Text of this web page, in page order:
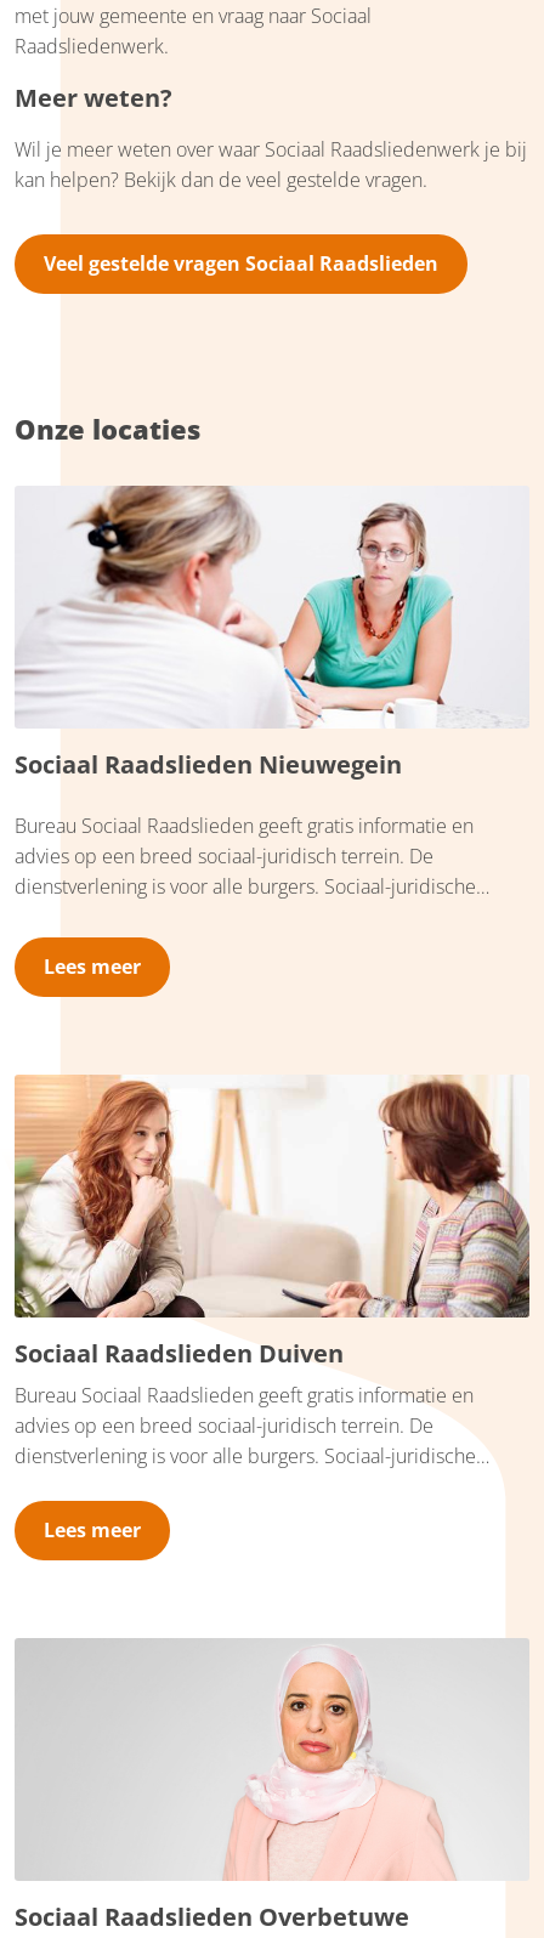
met jouw gemeente en vraag naar Sociaal
Raadsliedenwerk.
Meer weten?
Wil je meer weten over waar Sociaal Raadsliedenwerk je bij
kan helpen? Bekijk dan de veel gestelde vragen.
Veel gestelde vragen Sociaal Raadslieden
Onze locaties
Sociaal Raadslieden Nieuwegein
Bureau Sociaal Raadslieden geeft gratis informatie en
advies op een breed sociaal-juridisch terrein. De
dienstverlening is voor alle burgers. Sociaal-juridische
dienstverlening, zoals hulp bij het schrijven van brieven en
bezwaarschriften. Bureau Sociaal Raadslieden Nieuwegein
Lees meer
Sociaal Raadslieden Duiven
Bureau Sociaal Raadslieden geeft gratis informatie en
advies op een breed sociaal-juridisch terrein. De
dienstverlening is voor alle burgers. Sociaal-juridische
dienstverlening bestaat uit informatie, advies en concrete
dienstverlening, zoals hulp bij het schrijven van brieven en
bezwaarschriften. Bureau Sociaal Raadslieden Duiven is
vrijwilligers van de Thuisadministratie en/of
Schuldhulpmaatje of werken op afspraak.
Lees meer
Sociaal Raadslieden Overbetuwe